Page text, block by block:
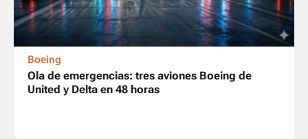
Boeing
Ola de emergencias: tres aviones Boeing de
United y Delta en 48 horas